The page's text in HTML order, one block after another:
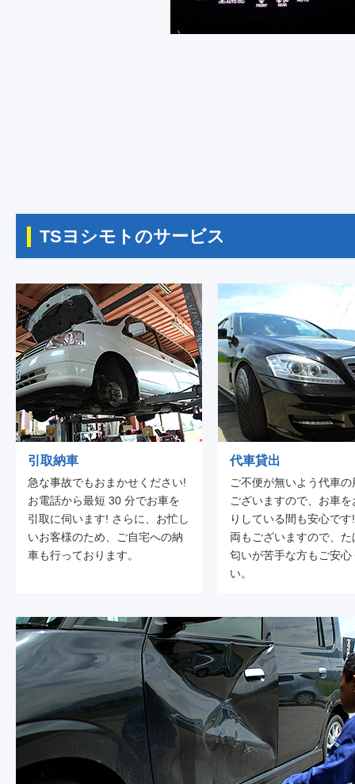
TSヨシモトのサービス
引取納車
急な事故でもおまかせください!
お電話から最短 30 分でお車を
引取に伺います! さらに、お忙し
いお客様のため、ご自宅への納
車も行っております。
代車貸出
ご不便が無いよう代車の
ございますので、お車を
りしている間も安心で
両もございますので、た
匂いが苦手な方もご安心
い。